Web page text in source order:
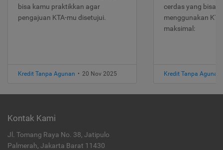
bisa kamu praktikkan agar
pengajuan KTA-mu disetujui.
Kredit Tanpa Agunan • 20 Nov 2025
cerdas yang bisa
menggunakan
maksimal:
Kredit Tanpa Agunan
Kontak Kami
Jl. Tomang Raya No. 38, Jatipulo
Palmerah, Jakarta Barat 11430